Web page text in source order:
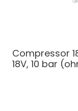
Compressor
18V, 10 bar